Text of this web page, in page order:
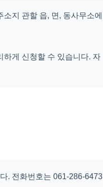
지 관할 읍, 면, 동사무소에
하게 신청할 수 있습니다. 자
. 전화번호는 061-286-6473